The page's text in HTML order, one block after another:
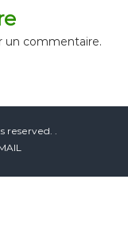
un commentaire.
reserved. .